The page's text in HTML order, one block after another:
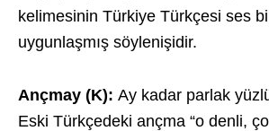
kelimesinin Türkiye Türkçesi ses
uygunlaşmış söylenişidir.
Ançmay (K): Ay kadar parlak
Eski Türkçedeki ançma “o denli,